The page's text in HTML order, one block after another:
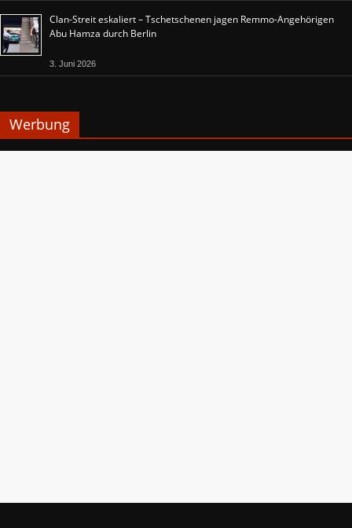
Clan-Streit eskaliert – Tschetschenen jagen Remmo-Angehörigen
Abu Hamza durch Berlin
3. Juni 2026
Werbung